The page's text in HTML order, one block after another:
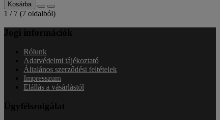
Kosárba
1 / 7 (7 oldalból)
Jogi információk
Rólunk
Adatvédelmi tájékoztató
Általános szerződési feltételek
Impresszum
Elállás a vásárlástól
Ügyfélszolgálat